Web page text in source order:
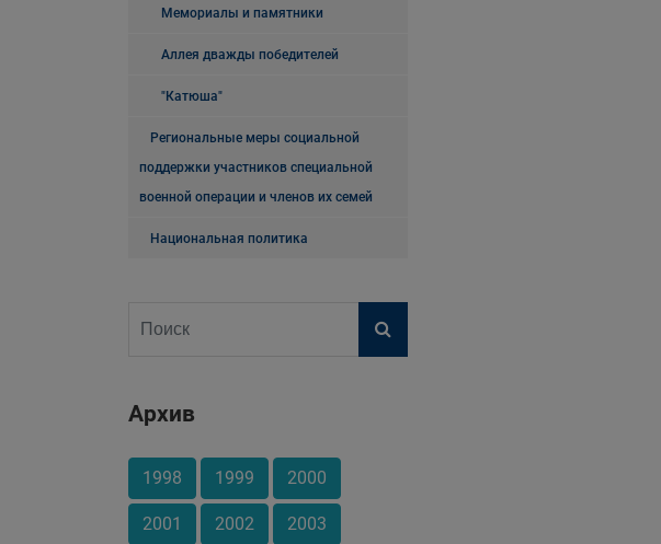
Мемориалы и памятники
Аллея дважды победителей
"Катюша"
Региональные меры социальной
поддержки участников специальной
военной операции и членов их семей
Национальная политика
Архив
1998 1999 2000
2001 2002 2003